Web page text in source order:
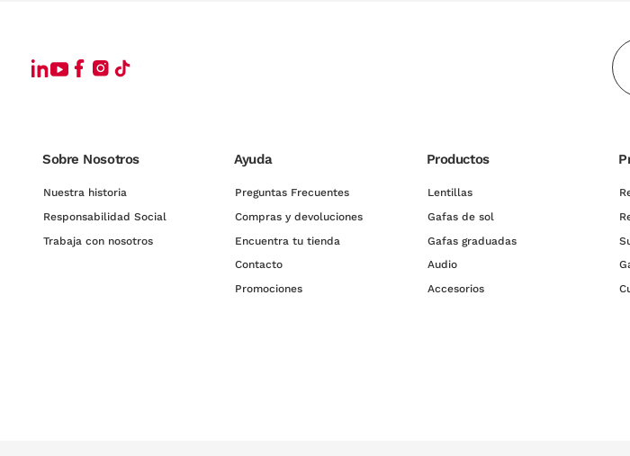
Sobre Nosotros
Nuestra historia
Responsabilidad Social
Trabaja con nosotros
Ayuda
Preguntas Frecuentes
Compras y devoluciones
Encuentra tu tienda
Contacto
Promociones
Productos
Lentillas
Gafas de sol
Gafas graduadas
Audio
Accesorios